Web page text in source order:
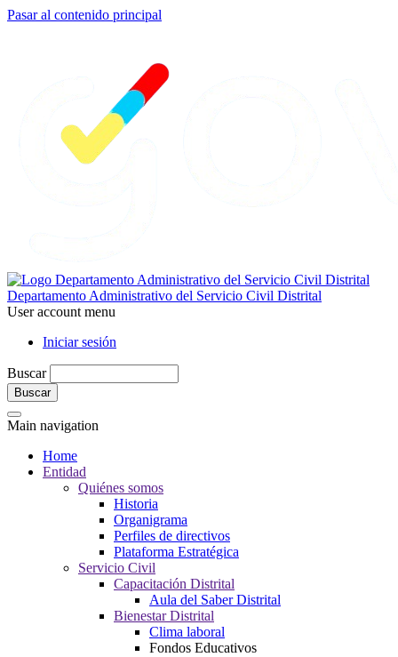
Pasar al contenido principal
Departamento Administrativo del Servicio Civil Distrital
User account menu
Iniciar sesión
Buscar
Main navigation
Home
Entidad
Quiénes somos
Historia
Organigrama
Perfiles de directivos
Plataforma Estratégica
Servicio Civil
Capacitación Distrital
Aula del Saber Distrital
Bienestar Distrital
Clima laboral
Fondos Educativos